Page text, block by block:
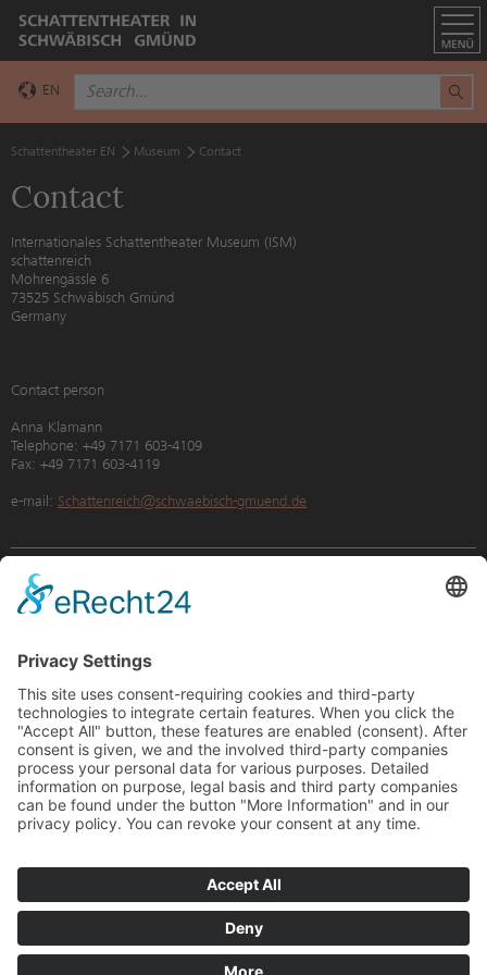
EN
Schattentheater EN Museum Contact
Contact
Internationales Schattentheater Museum (ISM)
schattenreich
Mohrengässle 6
73525 Schwäbisch Gmünd
Germany
Contact person
Anna Klamann
Telephone: +49 7171 603-4109
Fax: +49 7171 603-4119
e-mail: Schattenreich@schwaebisch-gmuend.de
Internationales Schattentheater Museum
schattenreich
Mohrengässle 6
73525 Schwäbisch Gmünd
phone: +49 7171 603-4110
kulturbuero@schwaebisch-gmuend.de
Sundays 14:00 until 17:00